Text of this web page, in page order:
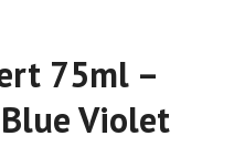
75ml –
Violet